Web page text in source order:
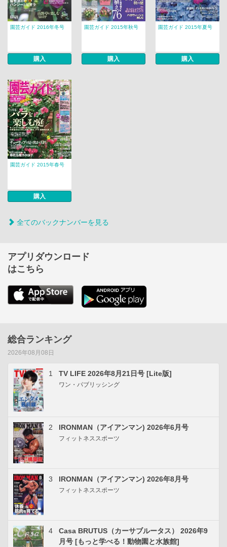
園芸ガイド 2016年冬号
購入
園芸ガイド 2015年秋号
購入
園芸ガイド 2015年夏号
購入
園芸ガイド 2015年春号
購入
全てのバックナンバーを見る
アプリダウンロード
はこちら
総合ランキング
2026年08月08日
1 TV LIFE 2026年8月21日号 [Lite版]
ワン・パブリッシング
2 IRONMAN（アイアンマン) 2026年6月号
フィットネススポーツ
3 IRONMAN（アイアンマン) 2026年8月号
フィットネススポーツ
4
Casa BRUTUS（カーサブルータス） 2026年9
月号 [もっと学べる！動物園と水族館]